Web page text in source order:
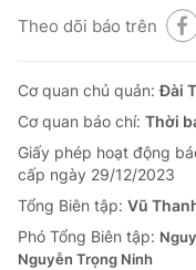
® Cấm sao chép dưới
thuận bằng văn bản.
Theo dõi báo trên
Cơ quan chủ quản:Đài
Cơ quan báo chí: Thời
Giấy phép hoạt động
cấp ngày 29/12/2023
Tổng Biên tập: Vũ
Phó Tổng Biên tập:
Nguyễn Trọng Ninh